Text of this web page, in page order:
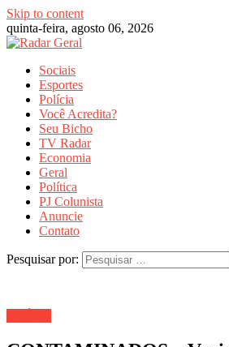
Skip to content
quinta-feira, agosto 06, 2026
Sociais
Esportes
Polícia
Você Acredita?
Seu Bicho
TV Radar
Economia
Geral
Política
PJ Colunista
Anuncie
Contato
Pesquisar por: